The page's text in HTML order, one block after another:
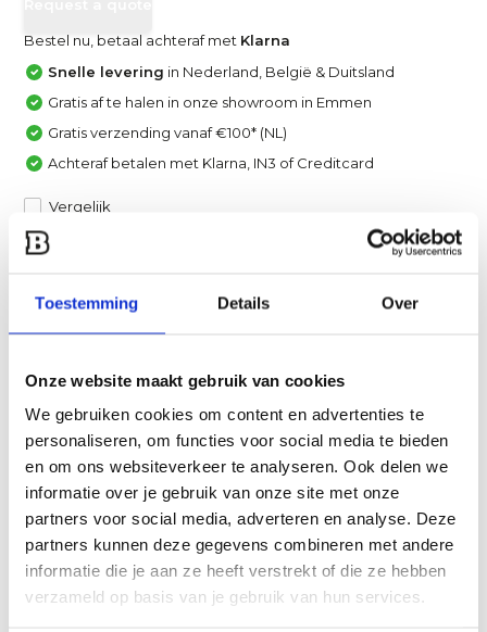
Toestemming Details Over
Onze website maakt gebruik van cookies
We gebruiken cookies om content en advertenties te
personaliseren, om functies voor social media te bieden
en om ons websiteverkeer te analyseren. Ook delen we
informatie over je gebruik van onze site met onze
partners voor social media, adverteren en analyse. Deze
partners kunnen deze gegevens combineren met andere
informatie die je aan ze heeft verstrekt of die ze hebben
verzameld op basis van je gebruik van hun services.
Bestel nu, betaal achteraf met Klarna
Snelle levering in Nederland, België & Duitsland
Gratis af te halen in onze showroom in Emmen
Gratis verzending vanaf €100* (NL)
Achteraf betalen met Klarna, IN3 of Creditcard
Vergelijk
Een van onze specialisten helpt je graag verder!
Stuur ons een mail
Productomschrijving
Specificaties
Reviews
Delen